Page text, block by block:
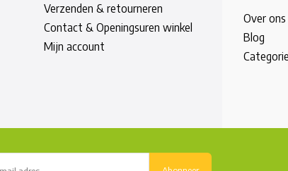
Verzenden & retourneren
Contact & Openingsuren winkel
Mijn account
Over ons
Blog